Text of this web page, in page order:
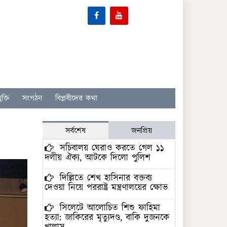
সংগঠন বিপ্লবীদের কথা
সর্বশেষ জনপ্রিয়
সচিবালয় ঘেরাও করতে গেল ১১
দলীয় ঐক্য, আটকে দিলো পুলিশ
দিল্লিতে শেখ হাসিনার বক্তব্য
দেওয়া নিয়ে পররাষ্ট্র মন্ত্রণালয়ের ক্ষোভ
সিলেটে আলোচিত শিশু ফাহিমা
হত্যা: জাকিরের মৃত্যুদণ্ড, বাকি দুজনকে